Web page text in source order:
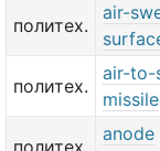
политех.
air-
политех.
air-to-
missile
политех.
anode